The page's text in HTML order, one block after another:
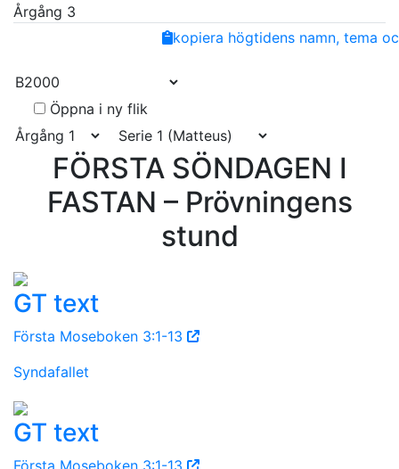
Årgång 3
EmailCopy
kopiera högtidens namn, tema
Öppna i ny flik
FÖRSTA SÖNDAGEN I
FASTAN – Prövningens
stund
GT text
Första Moseboken 3:1-13
Syndafallet
GT text
Första Moseboken 3:1-13